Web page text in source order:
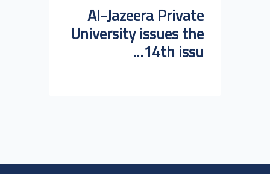
Al-Jazeera Private
University issues the
14th issu...